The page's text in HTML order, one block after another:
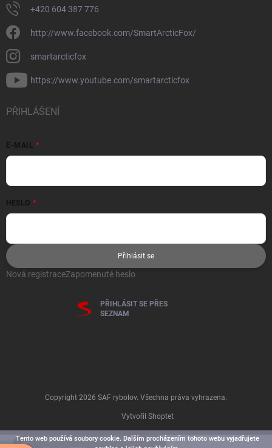
Tento web používá soubory cookie. Dalším procházením tohoto webu vyjadřujete
+420 604 387 776
http://www.facebook.com/SmartArcticFox/
smartarcticfox
https://www.youtube.com/smartarcticfox
PŘIHLÁŠENÍ
E-MAIL
HESLO
Přihlásit se
Nová registraceZapomenuté heslo
PŘIHLÁSIT SE PŘES
SEZNAM
Vytvořil Shoptet
Copyright 2026 SAF rybolov. Všechna práva vyhrazena.